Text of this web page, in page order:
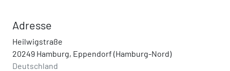
Adresse
Heilwigstraße
20249 Hamburg, Eppendorf (Hamburg-Nord)
Deutschland